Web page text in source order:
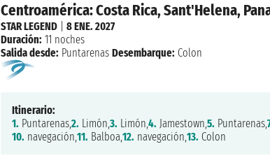
Centroamérica: Costa Rica, Sant'Helena,
STAR LEGEND |8 ENE. 2027
Duración: 11 noches
Salida desde: Puntarenas Desembarque: Colon
Itinerario:
1. Puntarenas,2. Limón,3. Limón,4. Jamestown,5. Puntarenas,
10. navegación,11. Balboa,12. navegación,13. Colon